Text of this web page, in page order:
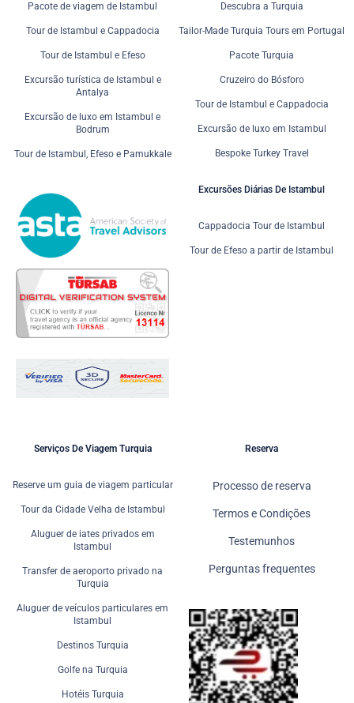
Pacote de viagem de Istambul
Tour de Istambul e Cappadocia
Tour de Istambul e Efeso
Excursão turística de Istambul e
Antalya
Excursão de luxo em Istambul e
Bodrum
Tour de Istambul, Efeso e Pamukkale
Descubra a Turquia
Tailor-Made Turquia Tours em Portugal
Pacote Turquia
Cruzeiro do Bósforo
Tour de Istambul e Cappadocia
Excursão de luxo em Istambul
Bespoke Turkey Travel
Excursões Diárias De Istambul
Cappadocia Tour de Istambul
Tour de Efeso a partir de Istambul
Serviços De Viagem Turquia
Reserve um guia de viagem particular
Tour da Cidade Velha de Istambul
Aluguer de iates privados em
Istambul
Transfer de aeroporto privado na
Turquia
Aluguer de veículos particulares em
Istambul
Destinos Turquia
Golfe na Turquia
Hotéis Turquia
Reserva
Processo de reserva
Termos e Condições
Testemunhos
Perguntas frequentes